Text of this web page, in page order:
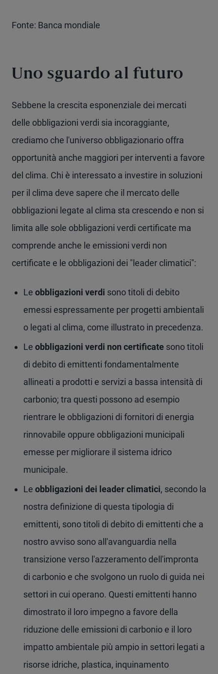
Fonte: Banca mondiale
Uno sguardo al futuro
Sebbene la crescita esponenziale dei mercati
delle obbligazioni verdi sia incoraggiante,
crediamo che l'universo obbligazionario offra
opportunità anche maggiori per interventi a favore
del clima. Chi è interessato a investire in soluzioni
per il clima deve sapere che il mercato delle
obbligazioni legate al clima sta crescendo e non si
limita alle sole obbligazioni verdi certificate ma
comprende anche le emissioni verdi non
certificate e le obbligazioni dei "leader climatici":
Le obbligazioni verdi sono titoli di debito
emessi espressamente per progetti ambientali
o legati al clima, come illustrato in precedenza.
Le obbligazioni verdi non certificate sono titoli
di debito di emittenti fondamentalmente
allineati a prodotti e servizi a bassa intensità di
carbonio; tra questi possono ad esempio
rientrare le obbligazioni di fornitori di energia
rinnovabile oppure obbligazioni municipali
emesse per migliorare il sistema idrico
municipale.
Le obbligazioni dei leader climatici, secondo la
nostra definizione di questa tipologia di
emittenti, sono titoli di debito di emittenti che a
nostro avviso sono all'avanguardia nella
transizione verso l'azzeramento dell'impronta
di carbonio e che svolgono un ruolo di guida nei
settori in cui operano. Questi emittenti hanno
dimostrato il loro impegno a favore della
riduzione delle emissioni di carbonio e il loro
impatto ambientale più ampio in settori legati a
risorse idriche, plastica, inquinamento